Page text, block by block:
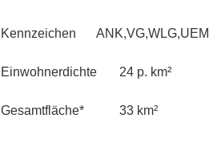
Kennzeichen
Einwohnerdichte 24 p. km²
Gesamtfläche* 33 km²